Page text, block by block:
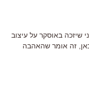
שיזכה באוסקר על עיצוב
זה אומר שהאהבה